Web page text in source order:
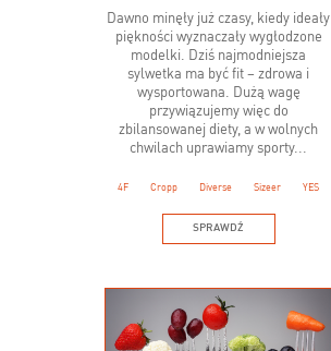
Dawno minęły już czasy, kiedy ideały
piękności wyznaczały wygłodzone
modelki. Dziś najmodniejsza
sylwetka ma być fit – zdrowa i
wysportowana. Dużą wagę
przywiązujemy więc do
zbilansowanej diety, a w wolnych
chwilach uprawiamy sporty...
4F Cropp Diverse Sizeer YES
SPRAWDŹ